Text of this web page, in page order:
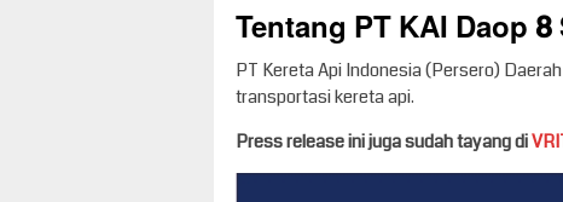
Tentang PT KAI Daop
PT Kereta Api Indonesia (Persero)
transportasi kereta api.
Press release ini juga sudah tayang di